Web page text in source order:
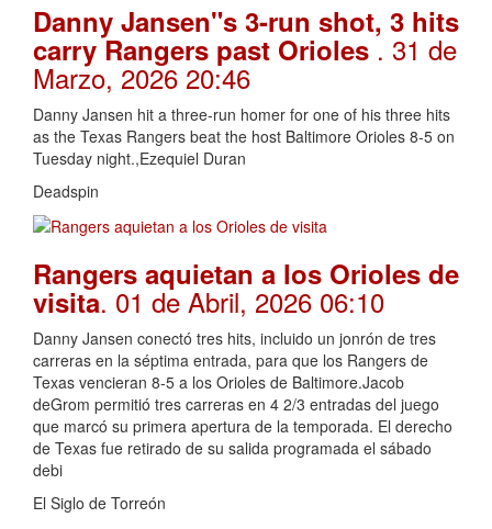
Danny Jansen"s 3-run shot, 3 hits
carry Rangers past Orioles. 31 de
Marzo, 2026 20:46
Danny Jansen hit a three-run homer for one of his three hits
as the Texas Rangers beat the host Baltimore Orioles 8-5 on
Tuesday night.,Ezequiel Duran
Deadspin
Rangers aquietan a los Orioles de
visita. 01 de Abril, 2026 06:10
Danny Jansen conectó tres hits, incluido un jonrón de tres
carreras en la séptima entrada, para que los Rangers de
Texas vencieran 8-5 a los Orioles de Baltimore.Jacob
deGrom permitió tres carreras en 4 2/3 entradas del juego
que marcó su primera apertura de la temporada. El derecho
de Texas fue retirado de su salida programada el sábado
debi
El Siglo de Torreón